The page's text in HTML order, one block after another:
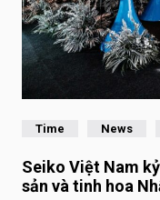
Time News
Seiko Việt Nam
sản và tinh hoa